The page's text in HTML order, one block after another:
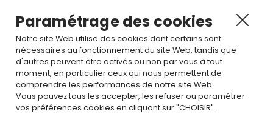
Abonnez-vous à nos dernières nouvelles et articles.
Rejoignez nous
Paramétrage des cookies
Notre site Web utilise des cookies dont certains sont
nécessaires au fonctionnement du site Web, tandis que
d'autres peuvent être activés ou non par vous à tout
moment, en particulier ceux qui nous permettent de
comprendre les performances de notre site Web.
Vous pouvez tous les accepter, les refuser ou paramétrer
vos préférences cookies en cliquant sur "CHOISIR".